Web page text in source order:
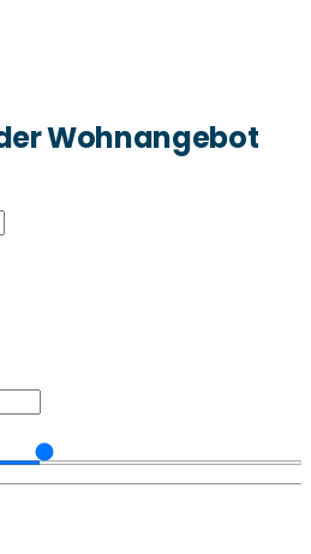
Wohnangebot